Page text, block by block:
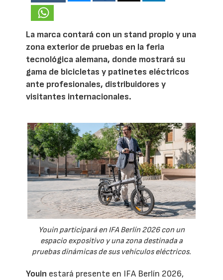
La marca contará con un stand propio y una
zona exterior de pruebas en la feria
tecnológica alemana, donde mostrará su
gama de bicicletas y patinetes eléctricos
ante profesionales, distribuidores y
visitantes internacionales.
Youin participará en IFA Berlín 2026 con un
espacio expositivo y una zona destinada a
pruebas dinámicas de sus vehículos eléctricos.
Youin estará presente en IFA Berlín 2026,